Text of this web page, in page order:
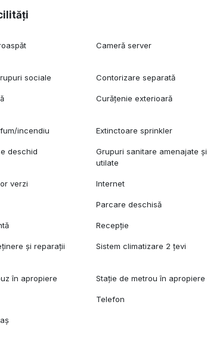
Cameră server
sociale Contorizare separată
Curățenie exterioară
incendiu Extinctoare sprinkler
deschid
Grupuri sanitare amenajate și
utilate
verzi Internet
Parcare deschisă
Recepție
și reparații
Sistem climatizare 2 țevi
în apropiere Stație de metrou în apropiere
Telefon